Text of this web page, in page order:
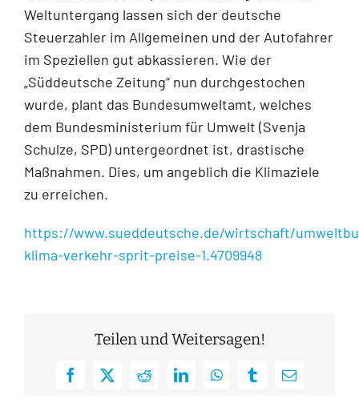
Weltuntergang lassen sich der deutsche
Steuerzahler im Allgemeinen und der Autofahrer
im Speziellen gut abkassieren. Wie der
„Süddeutsche Zeitung“ nun durchgestochen
wurde, plant das Bundesumweltamt, welches
dem Bundesministerium für Umwelt (Svenja
Schulze, SPD) untergeordnet ist, drastische
Maßnahmen. Dies, um angeblich die Klimaziele
zu erreichen.
https://www.sueddeutsche.de/wirtschaft/
klima-verkehr-sprit-preise-1.4709948
Teilen und Weitersagen!
Facebook
X RedditLinkedInWhatsAppTumblrE-